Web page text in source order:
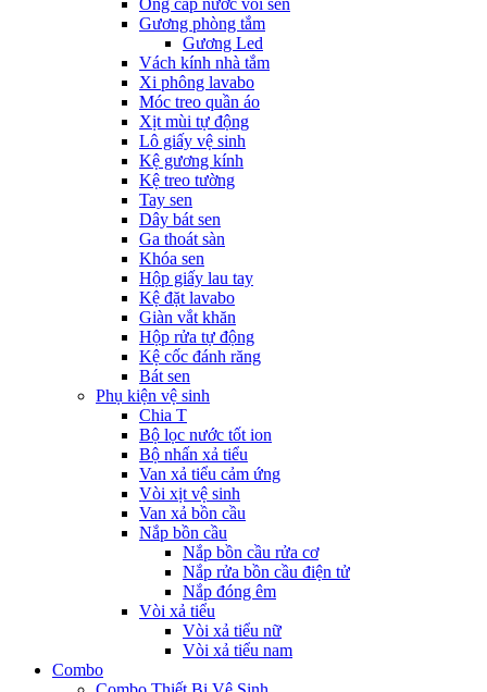
Ống cấp nước vòi sen
Gương phòng tắm
Gương Led
Vách kính nhà tắm
Xi phông lavabo
Móc treo quần áo
Xịt mùi tự động
Lô giấy vệ sinh
Kệ gương kính
Kệ treo tường
Tay sen
Dây bát sen
Ga thoát sàn
Khóa sen
Hộp giấy lau tay
Kệ đặt lavabo
Giàn vắt khăn
Hộp rửa tự động
Kệ cốc đánh răng
Bát sen
Phụ kiện vệ sinh
Chia T
Bộ lọc nước tốt ion
Bộ nhấn xả tiểu
Van xả tiểu cảm ứng
Vòi xịt vệ sinh
Van xả bồn cầu
Nắp bồn cầu
Nắp bồn cầu rửa cơ
Nắp rửa bồn cầu điện tử
Nắp đóng êm
Vòi xả tiểu
Vòi xả tiểu nữ
Vòi xả tiểu nam
Combo